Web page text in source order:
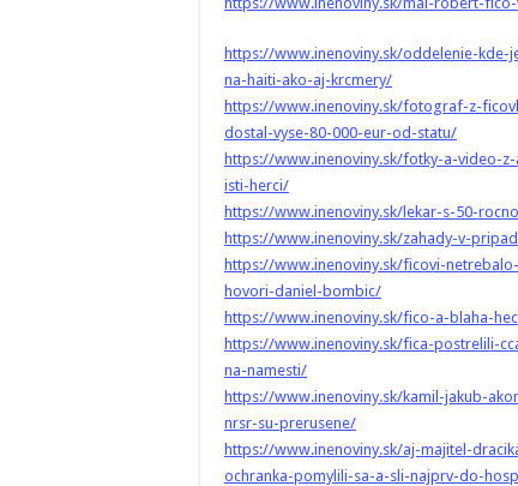
https://www.inenoviny.sk/oddelenie-
na-haiti-ako-aj-krcmery/
https://www.inenoviny.sk/fotograf-z-
dostal-vyse-80-000-eur-od-statu/
https://www.inenoviny.sk/fotky-a-video-
isti-herci/
https://www.inenoviny.sk/lekar-s-50-
https://www.inenoviny.sk/zahady-v-
https://www.inenoviny.sk/ficovi-
hovori-daniel-bombic/
https://www.inenoviny.sk/fico-a-blaha-
https://www.inenoviny.sk/fica-postrelili-
na-namesti/
https://www.inenoviny.sk/kamil-jakub-
nrsr-su-prerusene/
https://www.inenoviny.sk/aj-majitel-
ochranka-pomylili-sa-a-sli-najprv-do-